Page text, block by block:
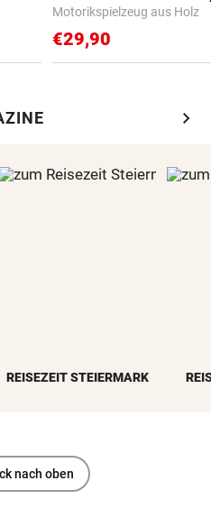
Motorikspielzeug aus Holz
€29,90
chevron_right
REISEZEIT STEIERMARK
nach oben